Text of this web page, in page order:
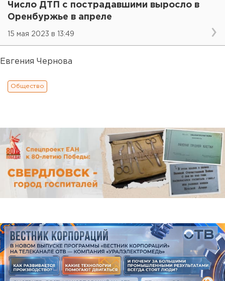
Число ДТП с пострадавшими выросло в
Оренбуржье в апреле
15 мая 2023 в 13:49
Евгения Чернова
Общество